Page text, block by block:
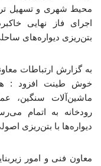
محیط شهری و تسهیل
اجرای فاز نهایی
بتن‌ریزی دیواره‌های
به گزارش ارتباطات
خوش طینت افزود :
ماشین‌آلات سنگین،
رودخانه به اتمام
دیواره‌ها با بتن‌ریزی
معاون فنی و امور